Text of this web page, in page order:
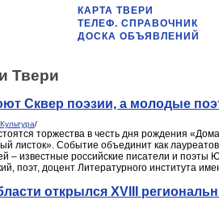
КАРТА ТВЕРИ
ТЕЛЕФ. СПРАВОЧНИК
ДОСКА ОБЪЯВЛЕНИЙ
Твери
Сквер поэзии, а молодые
Культура/
торжества в честь дня рождения
листок». Событие объединит как
– известные российские писатели и
поэт, доцент Литературного института
открылся XVIII